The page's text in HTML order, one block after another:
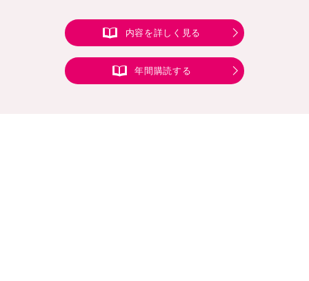
内容を詳しく見る
年間購読する